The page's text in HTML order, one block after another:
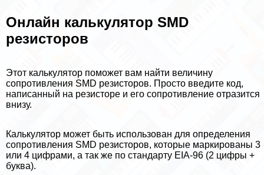
Онлайн калькулятор SMD
резисторов
Этот калькулятор поможет вам найти величину
сопротивления SMD резисторов. Просто введите код,
написанный на резисторе и его сопротивление отразится
внизу.
Калькулятор может быть использован для определения
сопротивления SMD резисторов, которые маркированы 3
или 4 цифрами, а так же по стандарту EIA-96 (2 цифры +
буква).